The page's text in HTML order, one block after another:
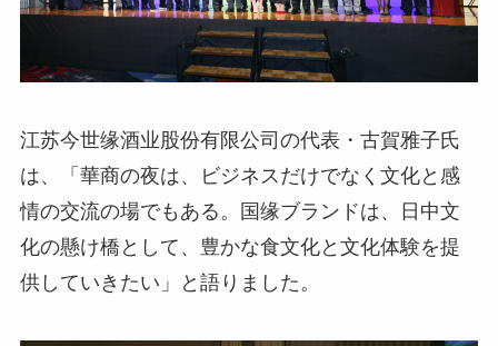
江苏今世缘酒业股份有限公司の代表・古賀雅子氏
は、「華商の夜は、ビジネスだけでなく文化と感
情の交流の場でもある。国缘ブランドは、日中文
化の懸け橋として、豊かな食文化と文化体験を提
供していきたい」と語りました。